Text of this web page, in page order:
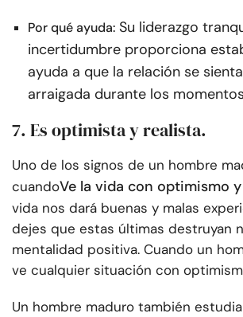
Por qué ayuda: Su liderazgo
incertidumbre proporciona
ayuda a que la relación se
arraigada durante los
7. Es optimista y realista.
Uno de los signos de un hombre
cuandoVe la vida con optimismo
vida nos dará buenas y malas
dejes que estas últimas destruyan
mentalidad positiva. Cuando un
ve cualquier situación con
Un hombre maduro también